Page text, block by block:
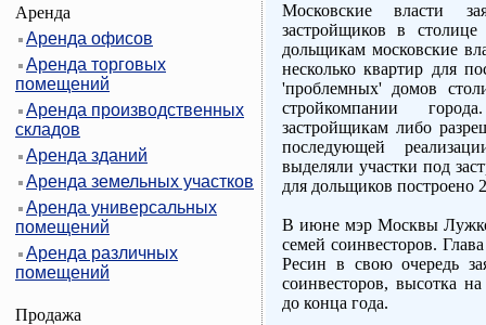
Аренда
Аренда офисов
Аренда торговых
помещений
Аренда производственных
складов
Аренда зданий
Аренда земельных участков
Аренда универсальных
помещений
Аренда различных
помещений
Продажа
Московские власти
застройщиков в
дольщикам московские
несколько квартир для
'проблемных' домов
стройкомпании
застройщикам либо
последующей
выделяли участки под
для дольщиков построено
В июне мэр Москвы
семей соинвесторов.
Ресин в свою очередь
соинвесторов, высотка
до конца года.